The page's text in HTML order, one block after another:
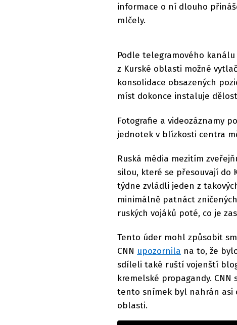
informace o ní dlouho
mlčely.
Podle telegramového
z Kurské oblasti možné
konsolidace obsazených
míst dokonce instaluje
Fotografie a videozáznamy
jednotek v blízkosti centra
Ruská média mezitím
silou, které se přesouvají do
týdne zvládli jeden z
minimálně patnáct
ruských vojáků poté, co je
Tento úder mohl způsobit
CNN upozornila na to, že
sdíleli také ruští vojenští
kremelské propagandy.
tento snímek byl nahrán asi
oblasti.